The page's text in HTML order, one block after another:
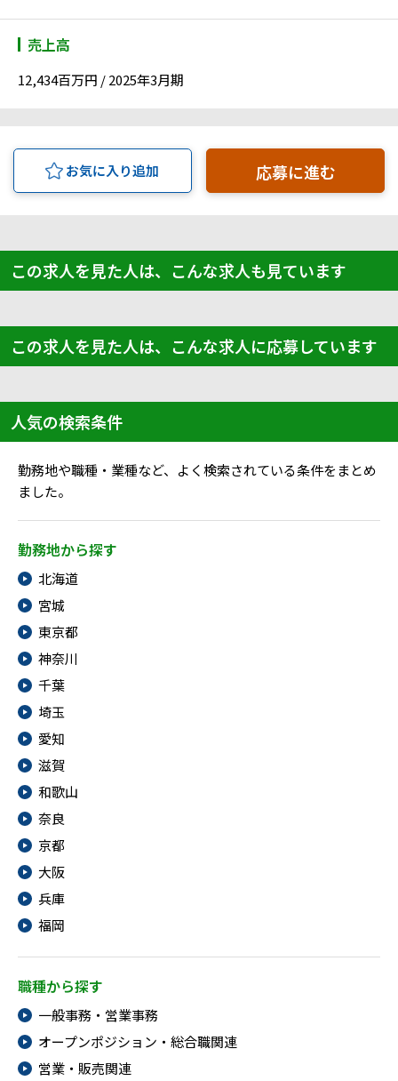
売上高
12,434百万円 / 2025年3月期
お気に入り追加 応募に進む
この求人を見た人は、こんな求人も見ています
この求人を見た人は、こんな求人に応募しています
人気の検索条件
勤務地や職種・業種など、よく検索されている条件をまとめ
ました。
勤務地から探す
北海道
宮城
東京都
神奈川
千葉
埼玉
愛知
滋賀
和歌山
奈良
京都
大阪
兵庫
福岡
職種から探す
一般事務・営業事務
オープンポジション・総合職関連
営業・販売関連